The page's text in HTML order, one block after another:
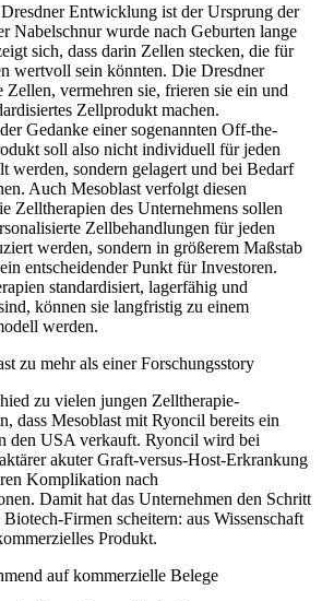
Entwicklung ist der Ursprung der
Nabelschnur wurde nach Geburten lange
sich, dass darin Zellen stecken, die für
wertvoll sein könnten. Die Dresdner
Zellen, vermehren sie, frieren sie ein und
Zellprodukt machen.
Gedanke einer sogenannten Off-the-
soll also nicht individuell für jeden
werden, sondern gelagert und bei Bedarf
Auch Mesoblast verfolgt diesen
Zelltherapien des Unternehmens sollen
Zellbehandlungen für jeden
werden, sondern in größerem Maßstab
entscheidender Punkt für Investoren.
standardisiert, lagerfähig und
können sie langfristig zu einem
werden.
zu mehr als einer Forschungsstory
zu vielen jungen Zelltherapie-
dass Mesoblast mit Ryoncil bereits ein
den USA verkauft. Ryoncil wird bei
akuter Graft-versus-Host-Erkrankung
Komplikation nach
Damit hat das Unternehmen den Schritt
Firmen scheitern: aus Wissenschaft
Produkt.
auf kommerzielle Belege